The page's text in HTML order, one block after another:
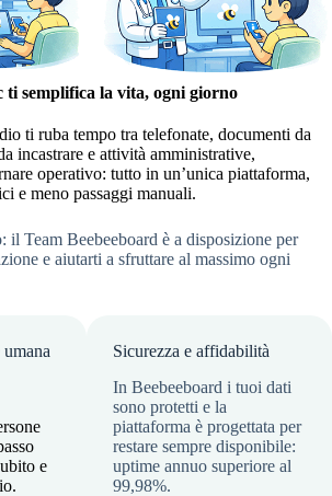
ti semplifica la vita, ogni giorno
ti ruba tempo tra telefonate, documenti da
incastrare e attività amministrative,
operativo: tutto in un’unica piattaforma,
e meno passaggi manuali.
il Team Beebeeboard è a disposizione per
e aiutarti a sfruttare al massimo ogni
e
Sicurezza e affidabilità
In Beebeeboard i tuoi dati
sono protetti e la
piattaforma è progettata per
restare sempre disponibile:
uptime annuo superiore al
99,98%.